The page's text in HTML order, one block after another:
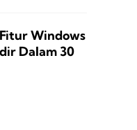
Windows
Dalam 30